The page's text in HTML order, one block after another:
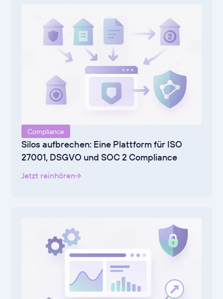
Compliance
Silos aufbrechen: Eine Plattform für ISO
27001, DSGVO und SOC 2 Compliance
Jetzt reinhören